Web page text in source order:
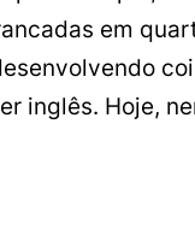
em
inglês. Hoje,